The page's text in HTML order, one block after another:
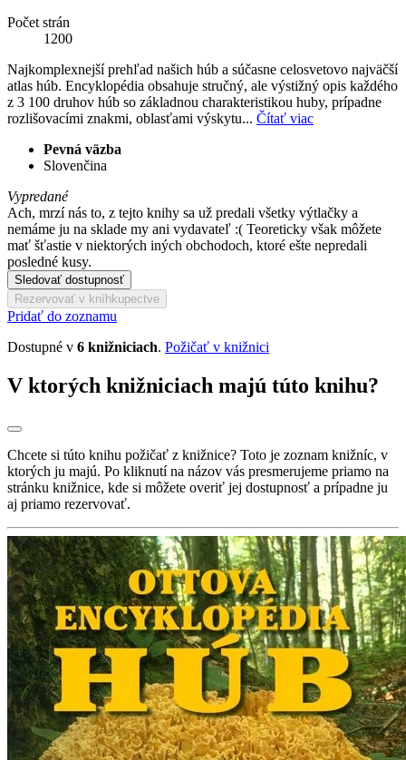
Počet strán
1200
Najkomplexnejší prehľad našich húb a súčasne celosvetovo najväčší
atlas húb. Encyklopédia obsahuje stručný, ale výstižný opis každého
z 3 100 druhov húb so základnou charakteristikou huby, prípadne
rozlišovacími znakmi, oblasťami výskytu... Čítať viac
Pevná väzba
Slovenčina
Vypredané
Ach, mrzí nás to, z tejto knihy sa už predali všetky výtlačky a
nemáme ju na sklade my ani vydavateľ :( Teoreticky však môžete
mať šťastie v niektorých iných obchodoch, ktoré ešte nepredali
posledné kusy.
Sledovať dostupnosť
Rezervovať v kníhkupectve
Pridať do zoznamu
Dostupné v 6 knižniciach. Požičať v knižnici
V ktorých knižniciach majú túto knihu?
Chcete si túto knihu požičať z knižnice? Toto je zoznam knižníc, v
ktorých ju majú. Po kliknutí na názov vás presmerujeme priamo na
stránku knižnice, kde si môžete overiť jej dostupnosť a prípadne ju
aj priamo rezervovať.